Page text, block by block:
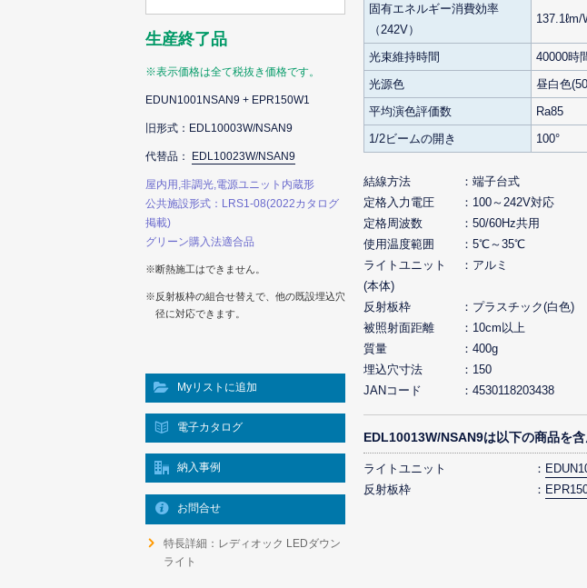
生産終了品
※表示価格は全て税抜き価格です。
EDUN1001NSAN9 + EPR150W1
旧形式：EDL10003W/NSAN9
代替品： EDL10023W/NSAN9
屋内用,非調光,電源ユニット内蔵形
公共施設形式：LRS1-08(2022カタログ
掲載)
グリーン購入法適合品
※断熱施工はできません。
※反射板枠の組合せ替えで、他の既設埋込穴
径に対応できます。
Myリストに追加
電子カタログ
納入事例
お問合せ
特長詳細：レディオック LEDダウン
ライト
固有エネルギー消費効率
（242V）
137.1ℓm/
光束維持時間
40000時
光源色
昼白色
平均演色評価数
Ra85
1/2ビームの開き
100°
結線方法
端子台式
定格入力電圧
100～242V対応
定格周波数
50/60Hz共用
使用温度範囲
5℃～35℃
ライトユニット
(本体)
アルミ
反射板枠
プラスチック(白色)
被照射面距離
10cm以上
質量
400g
埋込穴寸法
150
JANコード
4530118203438
EDL10013W/NSAN9は以下の商品を
ライトユニット
反射板枠